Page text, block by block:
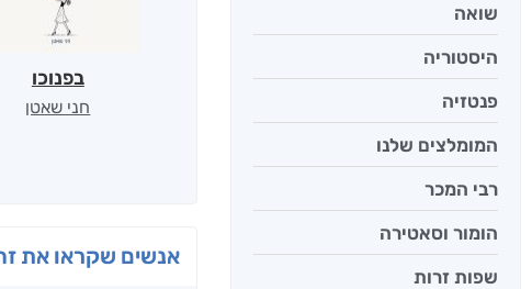
שואה
היסטוריה
פנטזיה
המומלצים שלנו
רבי המכר
הומור וסאטירה
שפות זרות
בפנוכו
חני שאטן
אנשים שקראו את